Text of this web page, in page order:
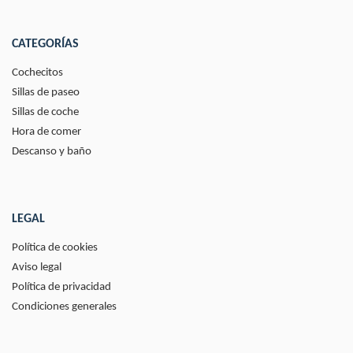
CATEGORÍAS
Cochecitos
Sillas de paseo
Sillas de coche
Hora de comer
Descanso y baño
LEGAL
Política de cookies
Aviso legal
Política de privacidad
Condiciones generales